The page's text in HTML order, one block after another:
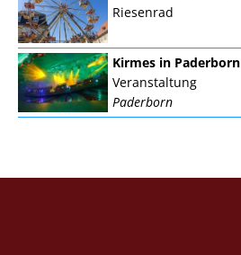
Riesenrad
Kirmes in Paderborn
Veranstaltung
Paderborn